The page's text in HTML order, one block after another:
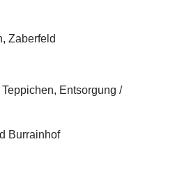
Zaberfeld
Entsorgung /
Burrainhof